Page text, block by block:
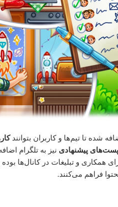
شده تا تیم‌ها و کاربران بتوانند
پست‌های پیشنهادی نیز به تلگرام
و تبلیغات در کانال‌ها بوده
فراهم می‌کنند.